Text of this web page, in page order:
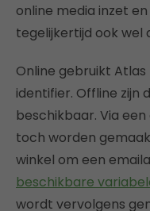
online media inzet
tegelijkertijd ook wel
Online gebruikt
identifier. Offline zijn
beschikbaar. Via
toch worden
winkel om een
beschikbare
wordt vervolgens